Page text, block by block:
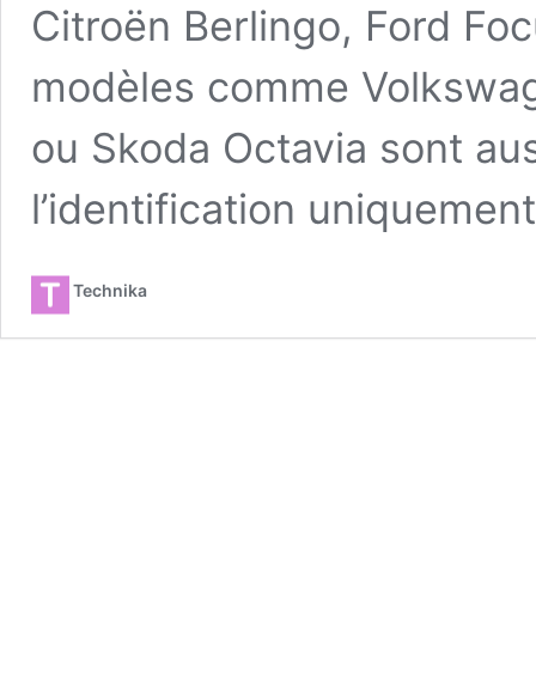
Citroën Berlingo, Ford
modèles comme
ou Skoda Octavia sont
l’identification
Technika